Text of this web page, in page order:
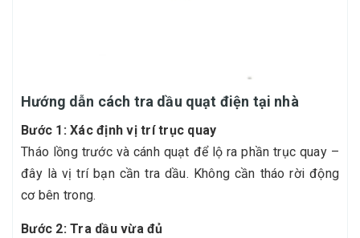
Hướng dẫn cách tra dầu quạt điện tại nhà
Bước 1: Xác định vị trí trục quay
Tháo lồng trước và cánh quạt để lộ ra phần trục quay –
đây là vị trí bạn cần tra dầu. Không cần tháo rời động
cơ bên trong.
Bước 2: Tra dầu vừa đủ